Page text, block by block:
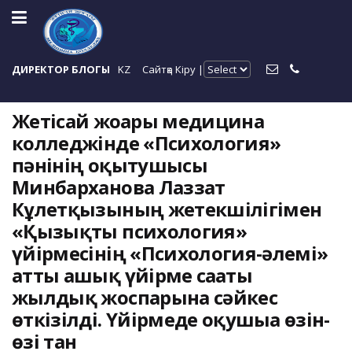
ДИРЕКТОР БЛОГЫ KZ Сайтқа Кіру |
Жетісай жоғары медицина
колледжінде «Психология»
пәнінің оқытушысы
Минбарханова Лаззат
Кұлетқызының жетекшілігімен
«Қызықты психология»
үйірмесінің «Психология-әлемі»
атты ашық үйірме сағаты
жылдық жоспарына сәйкес
өткізілді. Үйірмеде оқушыға өзін-
өзі тан